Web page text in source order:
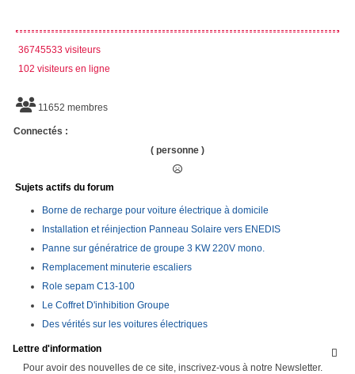
36745533 visiteurs
102 visiteurs en ligne
11652 membres
Connectés :
( personne )
Sujets actifs du forum
Borne de recharge pour voiture électrique à domicile
Installation et réinjection Panneau Solaire vers ENEDIS
Panne sur génératrice de groupe 3 KW 220V mono.
Remplacement minuterie escaliers
Role sepam C13-100
Le Coffret D'inhibition Groupe
Des vérités sur les voitures électriques

Lettre d'information
Pour avoir des nouvelles de ce site, inscrivez-vous à notre Newsletter.